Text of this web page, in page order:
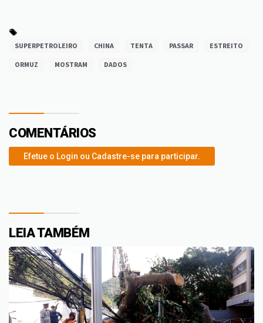
SUPERPETROLEIRO CHINA TENTA PASSAR ESTREITO
ORMUZ MOSTRAM DADOS
COMENTÁRIOS
Efetue o Login ou Cadastre-se para participar.
LEIA TAMBÉM